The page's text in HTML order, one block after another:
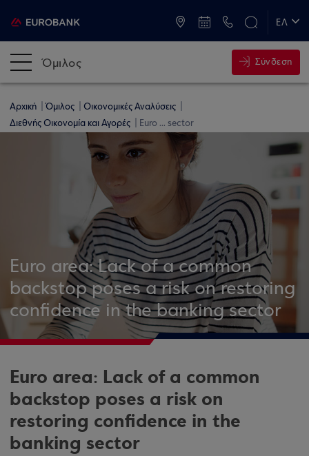
ΕΛ
Όμιλος Σύνδεση
Αρχική Όμιλος
Οικονομικές Αναλύσεις
Διεθνής Οικονομία και Αγορές
Euro ... sector
Euro area: Lack of a common
backstop poses a risk on restoring
confidence in the banking sector
Euro area: Lack of a common
backstop poses a risk on
restoring confidence in the
banking sector